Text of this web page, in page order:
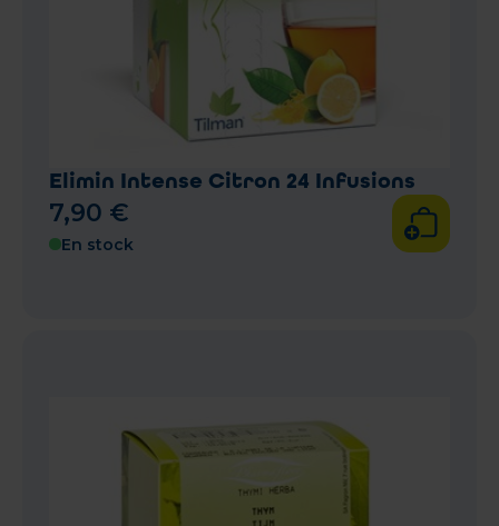
Elimin Intense Citron 24 Infusions
7,90 €
En stock